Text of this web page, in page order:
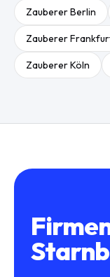
ZaubererBerlin
Zauberer
ZaubererKöln